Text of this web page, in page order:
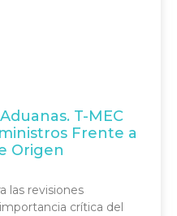
T-MEC
Frente a
Origen
las revisiones
crítica del